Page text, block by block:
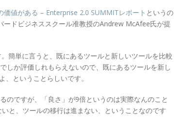
値がある – Enterprise 2.0 SUMMITレポート というの
ドビジネススクール准教授のAndrew McAfee氏が提
簡単に言うと、既にあるツールと新しいツールを比較
しか評価しれもらえないので、既にあるツールを新し
ということらしいです。
のですが、「良さ」が9倍というのは実際なんのこと
と、ツールの移行は進まない、ということなのです